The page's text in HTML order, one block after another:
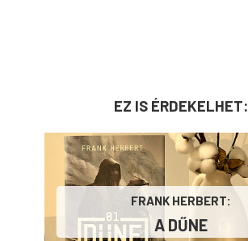
EZ IS ÉRDEKELHET:
FRANK HERBERT:
A ​DŰNE